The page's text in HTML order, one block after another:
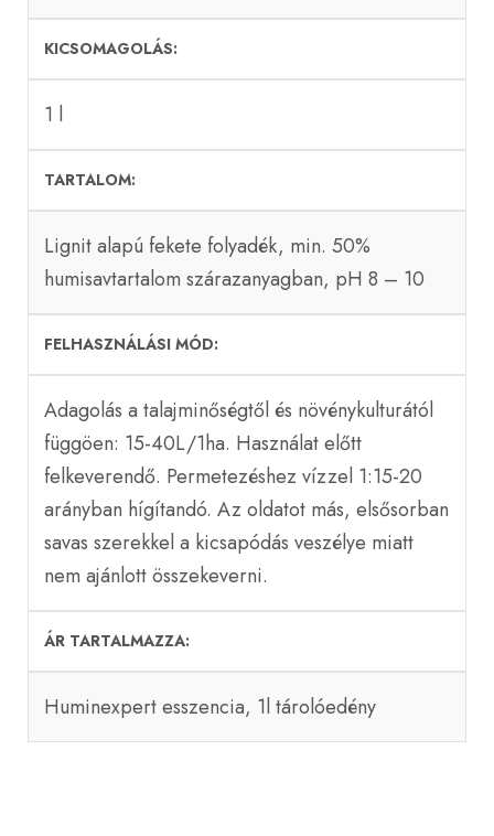
KICSOMAGOLÁS
1 l
TARTALOM
Lignit alapú fekete folyadék, min. 50%
humisavtartalom szárazanyagban, pH 8 – 10
FELHASZNÁLÁSI MÓD
Adagolás a talajminőségtől és növénykulturától
függöen: 15-40L/1ha. Használat előtt
felkeverendő. Permetezéshez vízzel 1:15-20
arányban hígítandó. Az oldatot más, elsősorban
savas szerekkel a kicsapódás veszélye miatt
nem ajánlott összekeverni.
ÁR TARTALMAZZA
Huminexpert esszencia, 1l tárolóedény